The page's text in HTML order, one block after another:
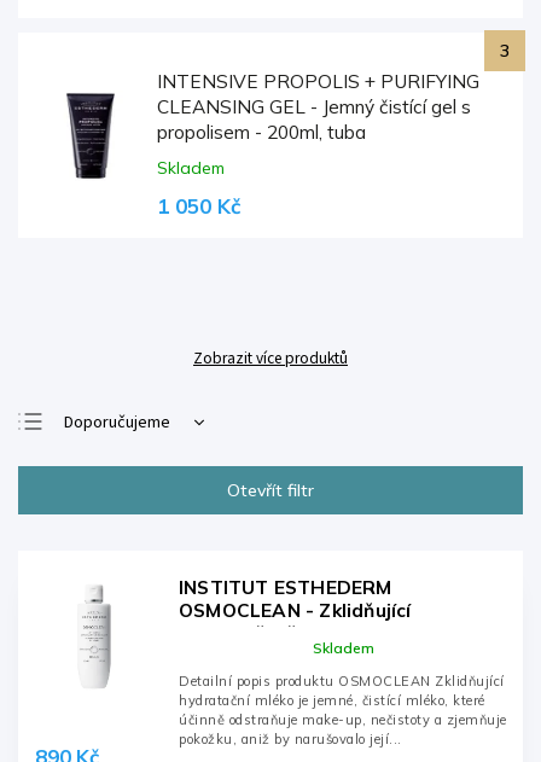
INTENSIVE PROPOLIS + PURIFYING
CLEANSING GEL - Jemný čistící gel s
propolisem - 200ml, tuba
Skladem
1 050 Kč
Zobrazit více produktů
Doporučujeme
Nejlevnější
Otevřít filtr
INSTITUT ESTHEDERM
OSMOCLEAN - Zklidňující
hydratační čistící mléko 200ml
Skladem
890 Kč
Detailní popis produktu OSMOCLEAN Zklidňující
hydratační mléko je jemné, čistící mléko, které
účinně odstraňuje make-up, nečistoty a zjemňuje
pokožku, aniž by narušovalo její...